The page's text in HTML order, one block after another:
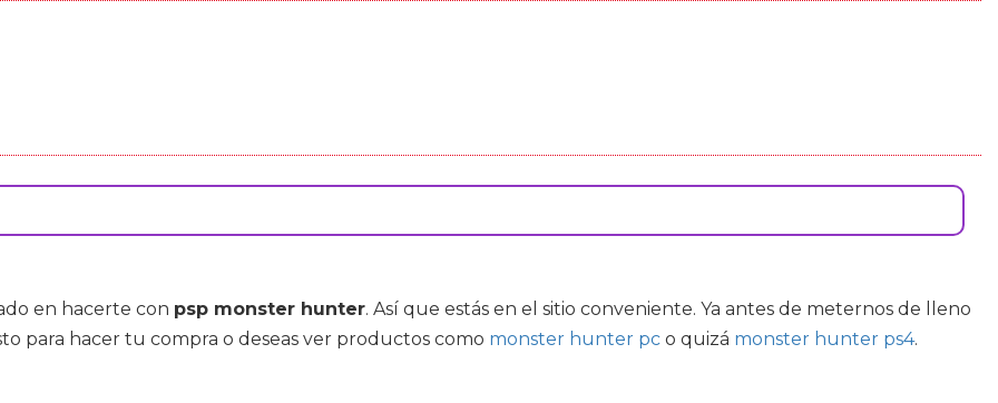
en hacerte con psp monster hunter. Así que estás en el sitio conveniente. Ya antes de meternos de lleno
para hacer tu compra o deseas ver productos como monster hunter pc o quizá monster hunter ps4.